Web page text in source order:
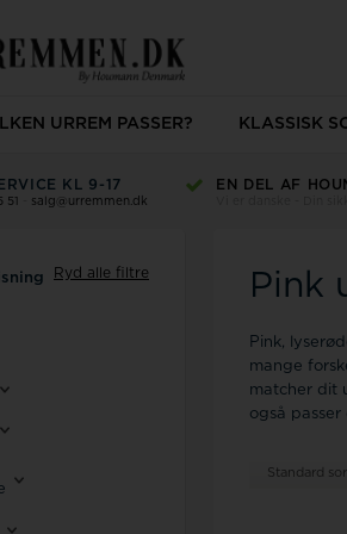
URREM PASSER? KLASSISK
KL 9-17
51 salg@urremmen.dk
EN DEL AF
Ryd alle filtre Pink
Pink,
mange
matcher dit
også passer
Standard